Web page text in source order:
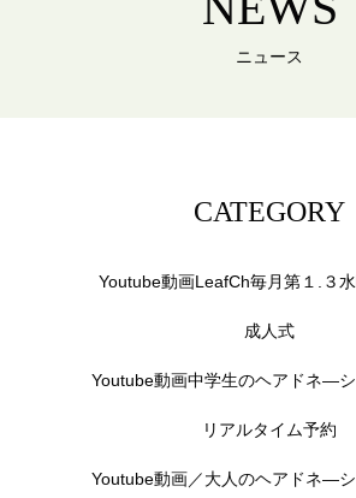
ニュース
CATEGORY
Youtube動画LeafCh毎月第１.３水
成人式
Youtube動画中学生のヘアドネ―
リアルタイム予約
Youtube動画／大人のヘアドネ―